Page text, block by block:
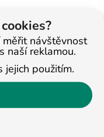
návštěvnost
naší reklamou.
jejich použitím.